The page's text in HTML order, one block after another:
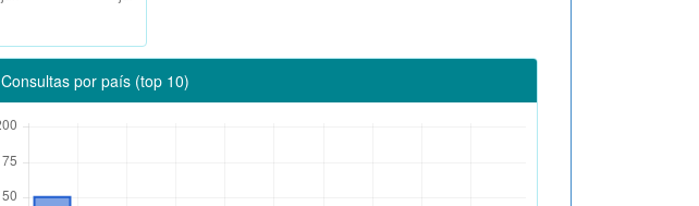
Consultas por país (top 10)